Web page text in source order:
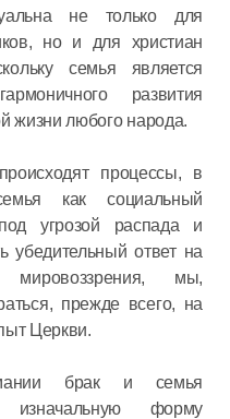
не только для
но и для христиан
семья является
развития
жизни любого народа.
процессы, в
как социальный
угрозой распада и
убедительный ответ на
мировоззрения, мы,
прежде всего, на
Церкви.
брак и семья
изначальную форму